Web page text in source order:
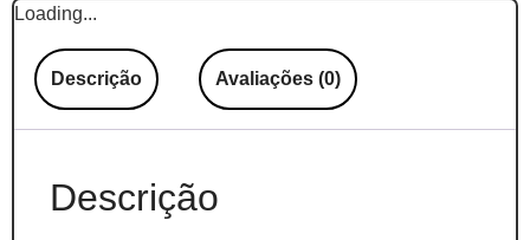
Loading...
Descrição Avaliações (0)
Descrição